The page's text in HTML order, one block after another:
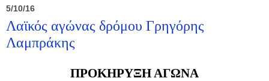
5/10/16
Λαϊκός αγώνας δρόμου Γρηγόρης
Λαμπράκης
ΠΡΟΚΗΡΥΞΗ ΑΓΩΝΑ